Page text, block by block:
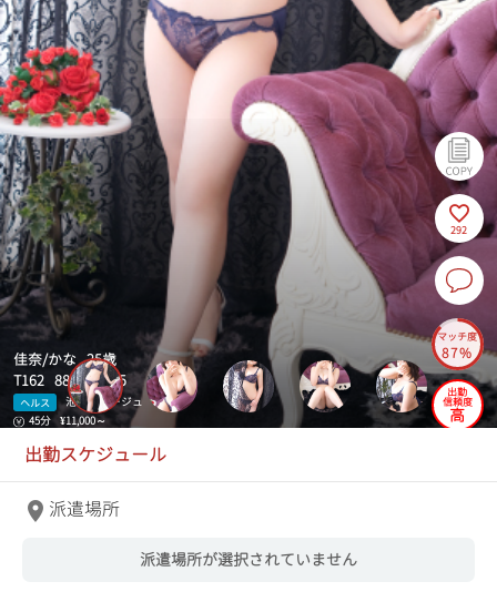
佳奈/かな 25歳
T162 88(F)-58-85
ヘルス
池袋アネージュ
45分
¥11,000～
292
マッチ度
87%
出勤
信頼度
高
出勤スケジュール
派遣場所
派遣場所が選択されていません